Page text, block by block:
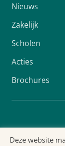
Nieuws
Zakelijk
Scholen
Acties
Brochures
Deze website